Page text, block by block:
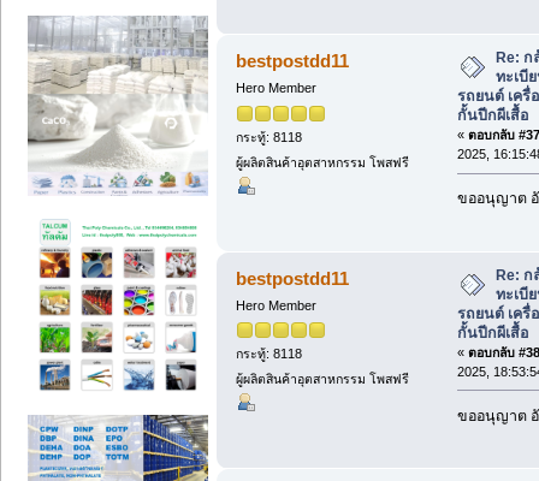
bestpostdd11
Hero Member
กระทู้: 8118
ผู้ผลิตสินค้าอุตสาหกรรม โพสฟรี
Re: ก
ทะเบี
รถยนต์ เครื่
กั้นปีกผีเสื้อ
« ตอบกลับ
2025,
ขออนุญาต
bestpostdd11
Hero Member
กระทู้: 8118
ผู้ผลิตสินค้าอุตสาหกรรม โพสฟรี
Re: ก
ทะเบี
รถยนต์ เครื่
กั้นปีกผีเสื้อ
« ตอบกลับ
2025,
ขออนุญาต